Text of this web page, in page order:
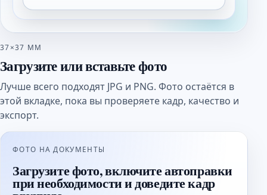
37×37 ММ
Загрузите или вставьте фото
Лучше всего подходят JPG и PNG. Фото остаётся в
этой вкладке, пока вы проверяете кадр, качество и
экспорт.
ФОТО НА ДОКУМЕНТЫ
Загрузите фото, включите автоправки
при необходимости и доведите кадр